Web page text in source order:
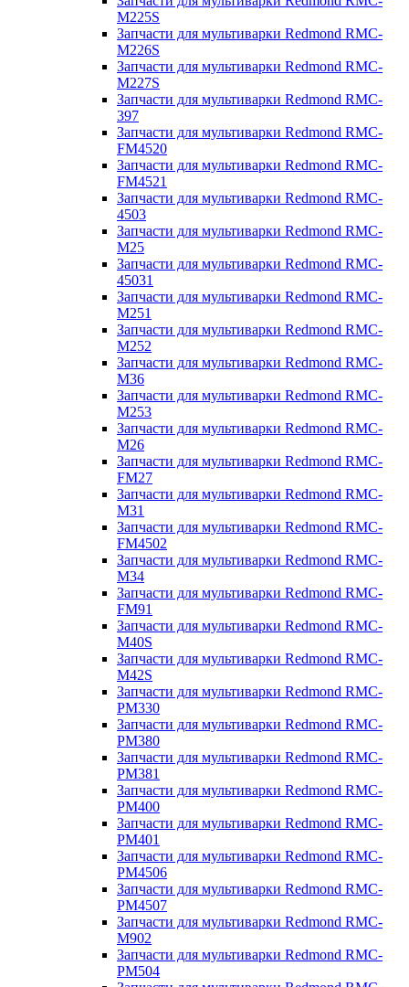
M225S
Запчасти для мультиварки Redmond RMC-
M226S
Запчасти для мультиварки Redmond RMC-
M227S
Запчасти для мультиварки Redmond RMC-
397
Запчасти для мультиварки Redmond RMC-
FM4520
Запчасти для мультиварки Redmond RMC-
FM4521
Запчасти для мультиварки Redmond RMC-
4503
Запчасти для мультиварки Redmond RMC-
M25
Запчасти для мультиварки Redmond RMC-
45031
Запчасти для мультиварки Redmond RMC-
M251
Запчасти для мультиварки Redmond RMC-
M252
Запчасти для мультиварки Redmond RMC-
M36
Запчасти для мультиварки Redmond RMC-
M253
Запчасти для мультиварки Redmond RMC-
M26
Запчасти для мультиварки Redmond RMC-
FM27
Запчасти для мультиварки Redmond RMC-
M31
Запчасти для мультиварки Redmond RMC-
FM4502
Запчасти для мультиварки Redmond RMC-
M34
Запчасти для мультиварки Redmond RMC-
FM91
Запчасти для мультиварки Redmond RMC-
M40S
Запчасти для мультиварки Redmond RMC-
M42S
Запчасти для мультиварки Redmond RMC-
PM330
Запчасти для мультиварки Redmond RMC-
PM380
Запчасти для мультиварки Redmond RMC-
PM381
Запчасти для мультиварки Redmond RMC-
PM400
Запчасти для мультиварки Redmond RMC-
PM401
Запчасти для мультиварки Redmond RMC-
PM4506
Запчасти для мультиварки Redmond RMC-
PM4507
Запчасти для мультиварки Redmond RMC-
M902
Запчасти для мультиварки Redmond RMC-
PM504